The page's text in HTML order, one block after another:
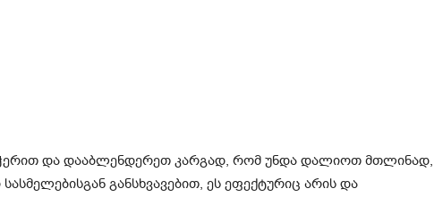
და დააბლენდერეთ კარგად, რომ უნდა დალიოთ მთლინად,
სასმელებისგან განსხვავებით, ეს ეფექტურიც არის და